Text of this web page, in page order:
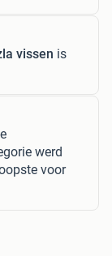
vissen is
werd
voor